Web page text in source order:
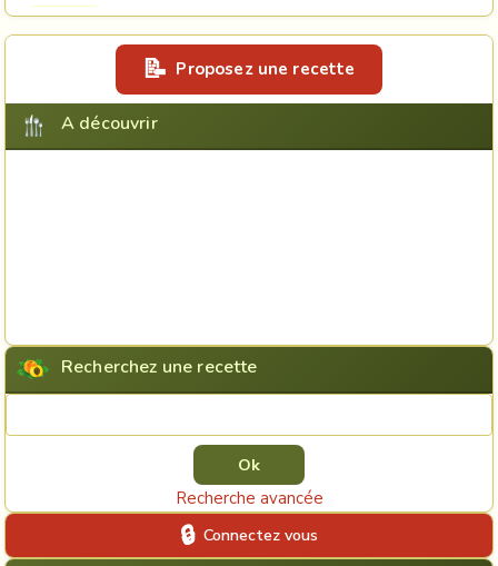
Proposez une recette
A découvrir
Recherchez une recette
Recherche avancée
Connectez vous